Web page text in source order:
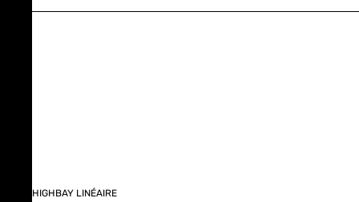
HIGHBAY LINÉAIRE